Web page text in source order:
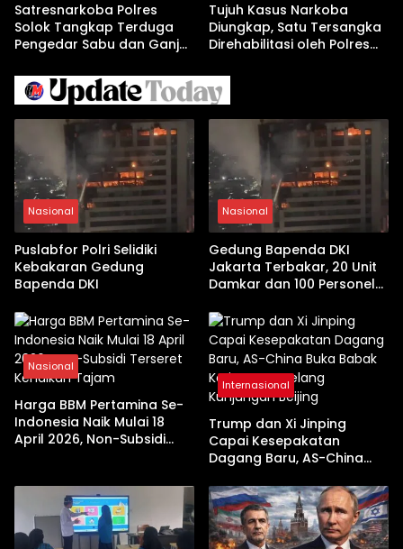
Satresnarkoba Polres
Solok Tangkap Terduga
Pengedar Sabu dan Ganja
Tujuh Kasus Narkoba
Diungkap, Satu Tersangka
Direhabilitasi oleh Polres
Nasional
Puslabfor Polri Selidiki
Kebakaran Gedung
Bapenda DKI
Nasional
Gedung Bapenda DKI
Jakarta Terbakar, 20 Unit
Damkar dan 100 Personel
Nasional
Harga BBM Pertamina Se-
Indonesia Naik Mulai 18
April 2026, Non-Subsidi
Internasional
Trump dan Xi Jinping
Capai Kesepakatan
Dagang Baru, AS-China
Jelang Kunjungan Beijing